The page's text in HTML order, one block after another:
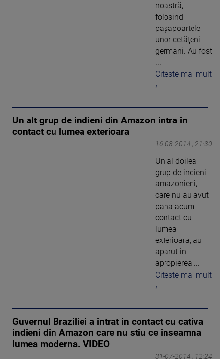
noastră,
folosind
paşapoartele
unor cetăţeni
germani. Au fost
Citeste mai mult
›
Un alt grup de indieni din Amazon intra in
contact cu lumea exterioara
16-08-2014 | 21:30
Un al doilea
grup de indieni
amazonieni,
care nu au avut
pana acum
contact cu
lumea
exterioara, au
aparut in
apropierea ...
Citeste mai mult
›
Guvernul Braziliei a intrat in contact cu cativa
indieni din Amazon care nu stiu ce inseamna
lumea moderna. VIDEO
31-07-2014 | 12:24